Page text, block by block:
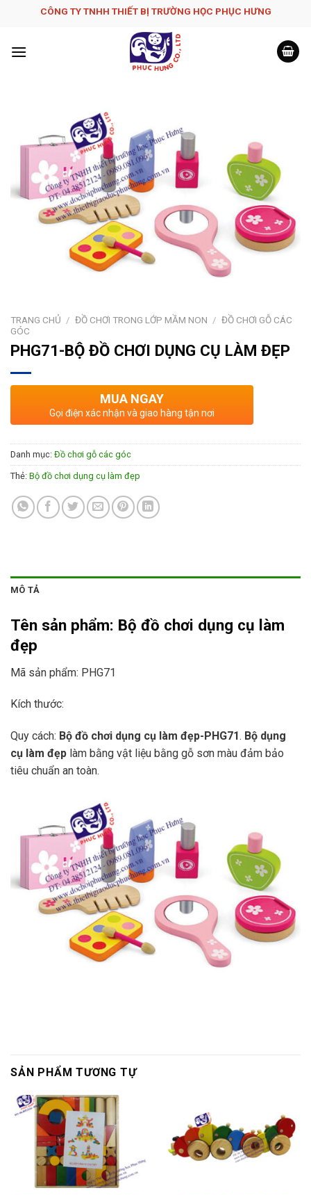
CÔNG TY TNHH THIẾT BỊ TRƯỜNG HỌC PHỤC H­ƯNG
TRANG CHỦ / ĐỒ CHƠI TRONG LỚP MẦM NON / ĐỒ CHƠI GỖ CÁC
GÓC
PHG71-BỘ ĐỒ CHƠI DỤNG CỤ LÀM ĐẸP
MUA NGAY
Gọi điện xác nhận và giao hàng tận nơi
Danh mục: Đồ chơi gỗ các góc
Thẻ: Bộ đồ chơi dụng cụ làm đẹp
MÔ TẢ
Tên sản phẩm: Bộ đồ chơi dụng cụ làm
đẹp
Mã sản phẩm: PHG71
Kích thước:
Quy cách: Bộ đồ chơi dụng cụ làm đẹp-PHG71. Bộ dụng
cụ làm đẹp làm bằng vật liệu bằng gỗ sơn màu đảm bảo
tiêu chuẩn an toàn.
SẢN PHẨM TƯƠNG TỰ